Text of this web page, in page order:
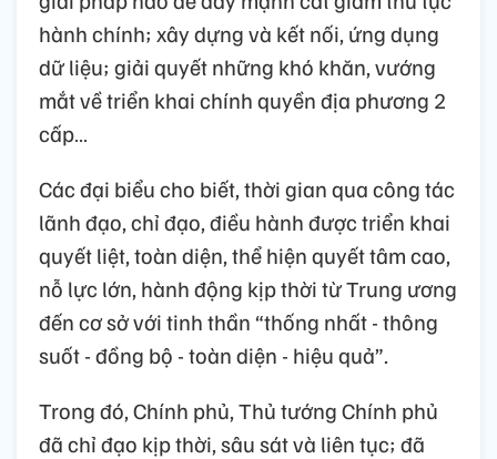
hành chính; xây dựng và kết nối, ứng dụng
dữ liệu; giải quyết những khó khăn, vướng
mắt về triển khai chính quyền địa phương 2
cấp…
Các đại biểu cho biết, thời gian qua công tác
lãnh đạo, chỉ đạo, điều hành được triển khai
quyết liệt, toàn diện, thể hiện quyết tâm cao,
nỗ lực lớn, hành động kịp thời từ Trung ương
đến cơ sở với tinh thần “thống nhất - thông
suốt - đồng bộ - toàn diện - hiệu quả”.
Trong đó, Chính phủ, Thủ tướng Chính phủ
đã chỉ đạo kịp thời, sâu sát và liên tục; đã